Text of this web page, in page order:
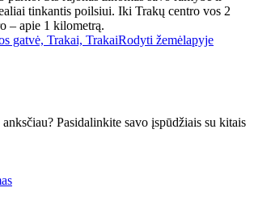
tinkantis poilsiui. Iki Trakų centro vos 2
– apie 1 kilometrą.
gatvė, Trakai, TrakaiRodyti žemėlapyje
Pasidalinkite savo įspūdžiais su kitais